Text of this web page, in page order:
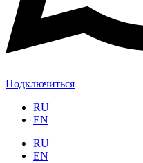
Подключиться
RU
EN
RU
EN